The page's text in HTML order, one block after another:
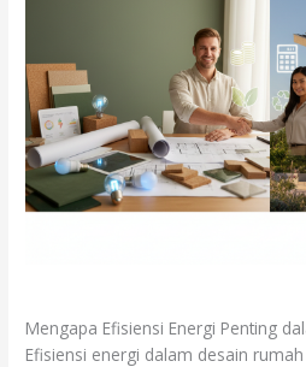
Mengapa Efisiensi Energi Penting
Efisiensi energi dalam desain